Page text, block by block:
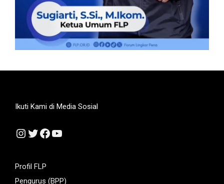
Ikuti Kami di Media Sosial
Instagram
Twitter
Facebook
YouTube
Profil FLP
Pengurus (BPP)